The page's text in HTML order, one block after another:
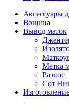
Аксессуары
Вощина
Вывод маток
Метка
Разное
Сот